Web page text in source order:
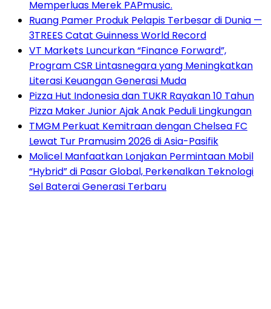
Memperluas Merek PAPmusic.
Ruang Pamer Produk Pelapis Terbesar di Dunia —
3TREES Catat Guinness World Record
VT Markets Luncurkan “Finance Forward”,
Program CSR Lintasnegara yang Meningkatkan
Literasi Keuangan Generasi Muda
Pizza Hut Indonesia dan TUKR Rayakan 10 Tahun
Pizza Maker Junior Ajak Anak Peduli Lingkungan
TMGM Perkuat Kemitraan dengan Chelsea FC
Lewat Tur Pramusim 2026 di Asia-Pasifik
Molicel Manfaatkan Lonjakan Permintaan Mobil
“Hybrid” di Pasar Global, Perkenalkan Teknologi
Sel Baterai Generasi Terbaru